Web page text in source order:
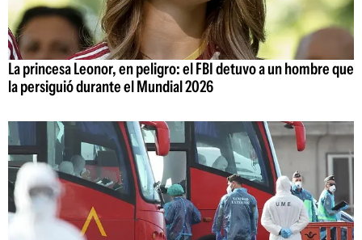
La princesa Leonor, en peligro: el FBI detuvo a un hombre que
la persiguió durante el Mundial 2026